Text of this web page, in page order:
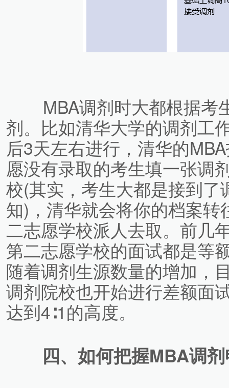
MBA调剂时大都根据考
剂。比如清华大学的调剂工
后3天左右进行，清华的
愿没有录取的考生填一张调
校(其实，考生大都是接到
知)，清华就会将你的档案
二志愿学校派人去取。前几
第二志愿学校的面试都是等
随着调剂生源数量的增加，
调剂院校也开始进行差额面
达到4∶1的高度。
四、如何把握MBA调